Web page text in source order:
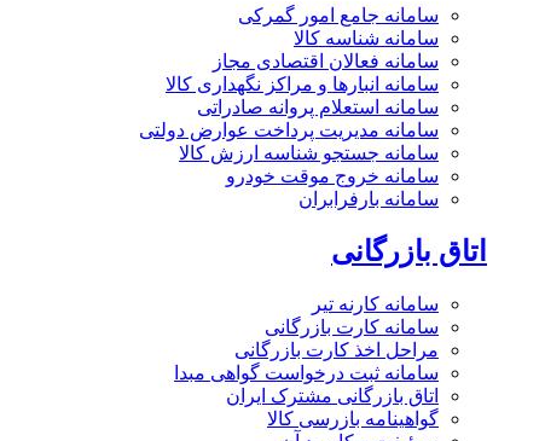
سامانه جامع امور گمرکی
سامانه شناسه کالا
سامانه فعالان اقتصادی مجاز
سامانه انبارها و مراکز نگهداری کالا
سامانه استعلام پروانه صادراتی
سامانه مدیریت پرداخت عوارض دولتی
سامانه جستجو شناسه ارزش کالا
سامانه خروج موقت خودرو
سامانه بارفرابران
اتاق بازرگانی
سامانه کارنه تیر
سامانه کارت بازرگانی
مراحل اخذ کارت بازرگانی
سامانه ثبت درخواست گواهی مبدا
اتاق بازرگانی مشترک ایران
گواهینامه بازرسی کالا